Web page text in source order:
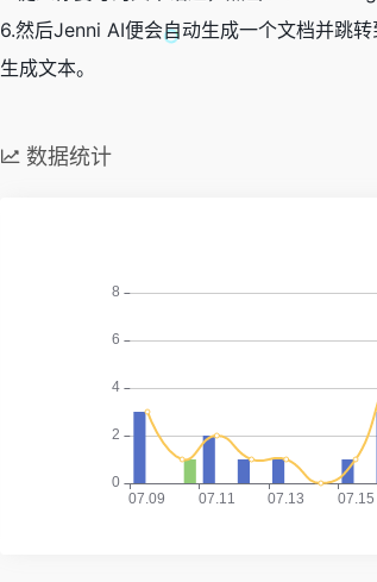
6.然后Jenni AI便会自动生成一个文档并跳
生成文本。
数据统计